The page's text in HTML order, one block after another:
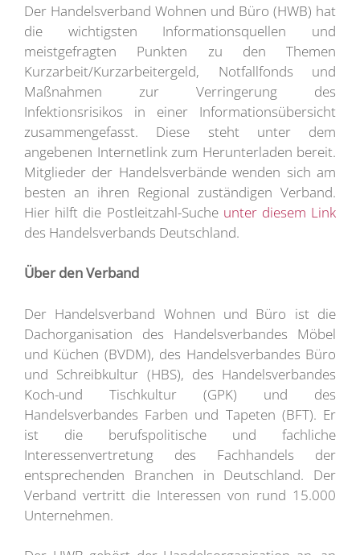
Der Handelsverband Wohnen und Büro (HWB) hat
die wichtigsten Informationsquellen und
meistgefragten Punkten zu den Themen
Kurzarbeit/Kurzarbeitergeld, Notfallfonds und
Maßnahmen zur Verringerung des
Infektionsrisikos in einer Informationsübersicht
zusammengefasst. Diese steht unter dem
angebenen Internetlink zum Herunterladen bereit.
Mitglieder der Handelsverbände wenden sich am
besten an ihren Regional zuständigen Verband.
Hier hilft die Postleitzahl-Suche unter diesem Link
des Handelsverbands Deutschland.
Über den Verband
Der Handelsverband Wohnen und Büro ist die
Dachorganisation des Handelsverbandes Möbel
und Küchen (BVDM), des Handelsverbandes Büro
und Schreibkultur (HBS), des Handelsverbandes
Koch-und Tischkultur (GPK) und des
Handelsverbandes Farben und Tapeten (BFT). Er
ist die berufspolitische und fachliche
Interessenvertretung des Fachhandels der
entsprechenden Branchen in Deutschland. Der
Verband vertritt die Interessen von rund 15.000
Unternehmen.